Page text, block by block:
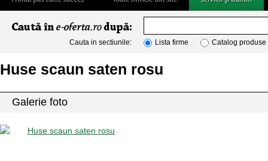
Cauta in sectiunile: Lista firme Catalog produse
Huse scaun saten rosu
Galerie foto